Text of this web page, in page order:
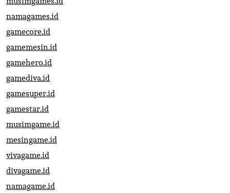
namagames.id
gamecore.id
gamemesin.id
gamehero.id
gamediva.id
gamesuper.id
gamestar.id
musimgame.id
mesingame.id
vivagame.id
divagame.id
namagame.id